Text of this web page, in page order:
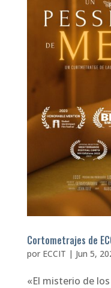
Cortometrajes de
por ECCIT | Jun 5,
«El misterio de